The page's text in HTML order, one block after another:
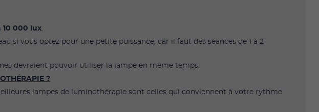
10 000 lux.
si vous optez pour une petite puissance, car il faut des séances de 1 à 2
devraient pouvoir utiliser la lampe en même temps.
?
lampes de luminothérapie sont celles qui conviennent à votre rythme